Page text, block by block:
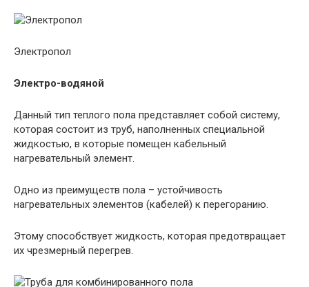
Электропол
Электро-водяной
Данный тип теплого пола представляет собой систему,
которая состоит из труб, наполненных специальной
жидкостью, в которые помещен кабельный
нагревательный элемент.
Одно из преимуществ пола – устойчивость
нагревательных элементов (кабелей) к перегоранию.
Этому способствует жидкость, которая предотвращает
их чрезмерный перегрев.